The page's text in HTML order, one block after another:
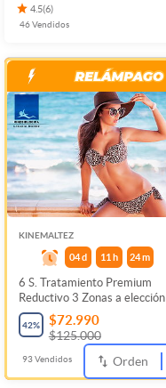
4.5(6)
46Vendidos
KINEMALTEZ
04 d 11 h 24m
6 S. Tratamiento Premium
Reductivo 3 Zonas a elección
42% $72.990
$125.000
93Vendidos Orden